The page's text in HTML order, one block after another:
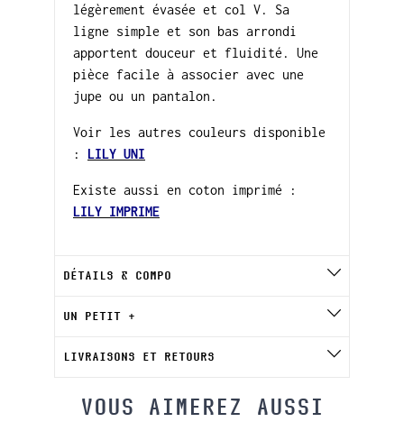
légèrement évasée et col V. Sa
ligne simple et son bas arrondi
apportent douceur et fluidité. Une
pièce facile à associer avec une
jupe ou un pantalon.
Voir les autres couleurs disponible
: LILY UNI
Existe aussi en coton imprimé :
LILY IMPRIME
DÉTAILS & COMPO
UN PETIT +
LIVRAISONS ET RETOURS
VOUS AIMEREZ AUSSI